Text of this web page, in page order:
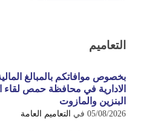
التعاميم
بخصوص موافاتكم بالمبالغ
الادارية في محافظة حمص لقاء
البنزين والمازوت
05/08/2026 في التعاميم العامة